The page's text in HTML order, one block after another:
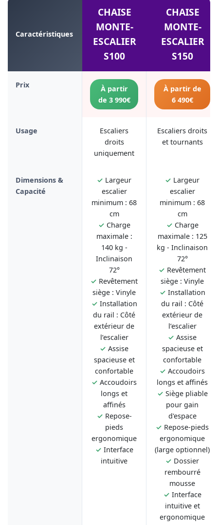
Caractéristiques
CHAISE
MONTE-
ESCALIER
S100
CHAISE
MONTE-
ESCALIER
S150
Prix
À partir
de 3 990€
À partir de
6 490€
Usage
Escaliers
droits
uniquement
Escaliers droits
et tournants
Dimensions &
Capacité
✓ Largeur
escalier
minimum : 68
cm
✓ Charge
maximale :
140 kg -
Inclinaison
72°
✓ Revêtement
siège : Vinyle
✓ Installation
du rail : Côté
extérieur de
l’escalier
✓ Assise
spacieuse et
confortable
✓ Accoudoirs
longs et
affinés
✓ Repose-
pieds
ergonomique
✓ Interface
intuitive
✓ Largeur
escalier
minimum : 68
cm
✓ Charge
maximale : 125
kg - Inclinaison
72°
✓ Revêtement
siège : Vinyle
✓ Installation
du rail : Côté
extérieur de
l’escalier
✓ Assise
spacieuse et
confortable
✓ Accoudoirs
longs et affinés
✓ Siège pliable
pour gain
d'espace
✓ Repose-pieds
ergonomique
(large optionnel)
✓ Dossier
rembourré
mousse
✓ Interface
intuitive et
ergonomique